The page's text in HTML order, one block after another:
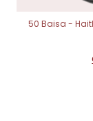
50 Baisa -